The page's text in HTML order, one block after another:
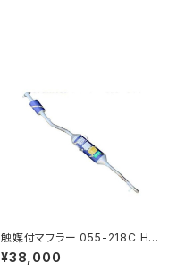
触媒付マフラー 055-218C HS
T製ハイゼット S321V S331V
純正同等 車検対応 本体オール
¥38,000